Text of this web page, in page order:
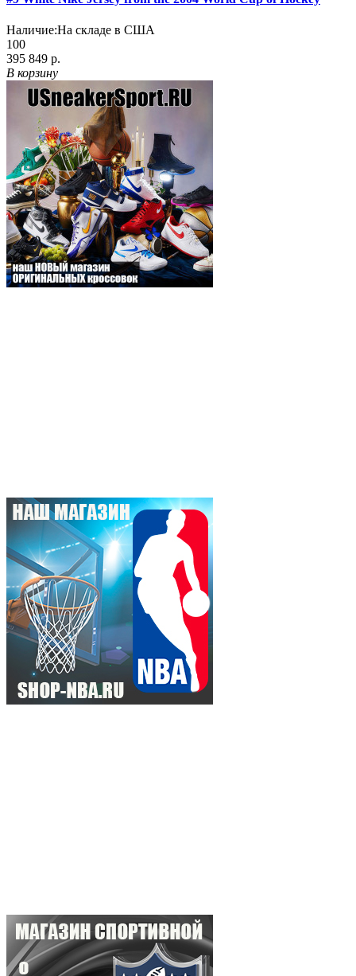
Наличие:На складе в США
100
395 849 р.
В корзину